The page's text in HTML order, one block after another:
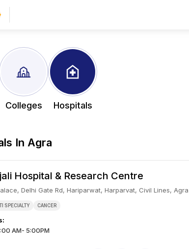
Colleges Hospitals
In Agra
Hospital & Research Centre
Delhi Gate Rd, Hariparwat, Harparvat, Civil Lines, Agra
SPECIALTY CANCER
:
AM- 5:00PM